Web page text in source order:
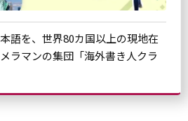
語を、世界80カ国以上の現地在
ラマンの集団「海外書き人クラ